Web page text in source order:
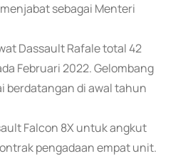
sebagai Menteri
Dassault Rafale total 42
Februari 2022. Gelombang
berdatangan di awal tahun
Falcon 8X untuk angkut
pengadaan empat unit.